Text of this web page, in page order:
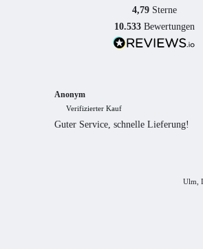
4,79 Sterne
10.533 Bewertungen
Anonym
Verifizierter Kauf
Guter Service, schnelle Lieferung!
Ulm,